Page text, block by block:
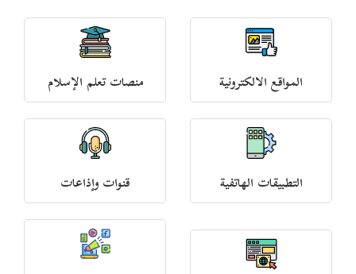
المواقع الالكترونية منصات تعلم الإسلام
التطبيقات الهاتفية قنوات وإذاعات